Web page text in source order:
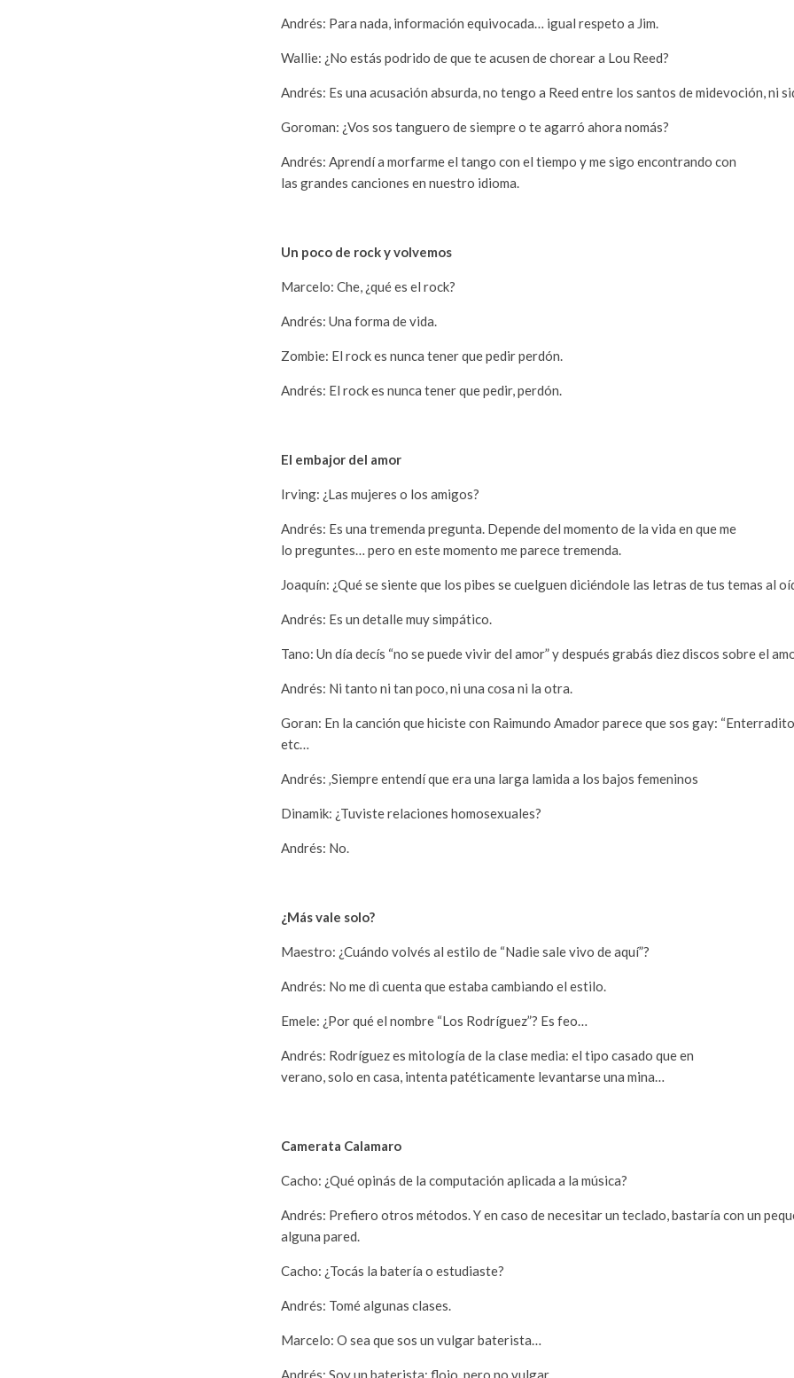
Andrés: Para nada, información equivocada… igual respeto a Jim.
Wallie: ¿No estás podrido de que te acusen de chorear a Lou Reed?
Andrés: Es una acusación absurda, no tengo a Reed entre los santos de midevoción, ni
Goroman: ¿Vos sos tanguero de siempre o te agarró ahora nomás?
Andrés: Aprendí a morfarme el tango con el tiempo y me sigo encontrando con
las grandes canciones en nuestro idioma.
Un poco de rock y volvemos
Marcelo: Che, ¿qué es el rock?
Andrés: Una forma de vida.
Zombie: El rock es nunca tener que pedir perdón.
Andrés: El rock es nunca tener que pedir, perdón.
El embajor del amor
Irving: ¿Las mujeres o los amigos?
Andrés: Es una tremenda pregunta. Depende del momento de la vida en que me
lo preguntes… pero en este momento me parece tremenda.
Joaquín: ¿Qué se siente que los pibes se cuelguen diciéndole las letras de tus temas al
Andrés: Es un detalle muy simpático.
Tano: Un día decís “no se puede vivir del amor” y después grabás diez discos sobre el
Andrés: Ni tanto ni tan poco, ni una cosa ni la otra.
Goran: En la canción que hiciste con Raimundo Amador parece que sos gay:
etc…
Andrés: ‚Siempre entendí que era una larga lamida a los bajos femeninos
Dinamik: ¿Tuviste relaciones homosexuales?
Andrés: No.
¿Más vale solo?
Maestro: ¿Cuándo volvés al estilo de “Nadie sale vivo de aquí”?
Andrés: No me di cuenta que estaba cambiando el estilo.
Emele: ¿Por qué el nombre “Los Rodríguez”? Es feo…
Andrés: Rodríguez es mitología de la clase media: el tipo casado que en
verano, solo en casa, intenta patéticamente levantarse una mina…
Camerata Calamaro
Cacho: ¿Qué opinás de la computación aplicada a la música?
Andrés: Prefiero otros métodos. Y en caso de necesitar un teclado, bastaría con un
alguna pared.
Cacho: ¿Tocás la batería o estudiaste?
Andrés: Tomé algunas clases.
Marcelo: O sea que sos un vulgar baterista…
Andrés: Soy un baterista: flojo, pero no vulgar.